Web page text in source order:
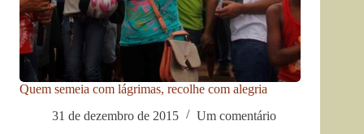
Quem semeia com lágrimas, recolhe com alegria
31 de dezembro de 2015
Um comentário